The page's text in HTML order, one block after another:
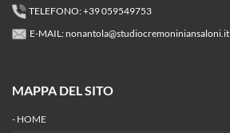
TELEFONO: +39 059549753
E-MAIL:nonantola@studiocremoniniansaloni.it
MAPPA DEL SITO
- HOME